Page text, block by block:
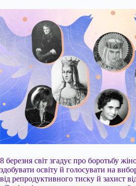
8 березня світ згадує про боротьбу
здобувати освіту й голосувати на
від репродуктивного тиску й захист